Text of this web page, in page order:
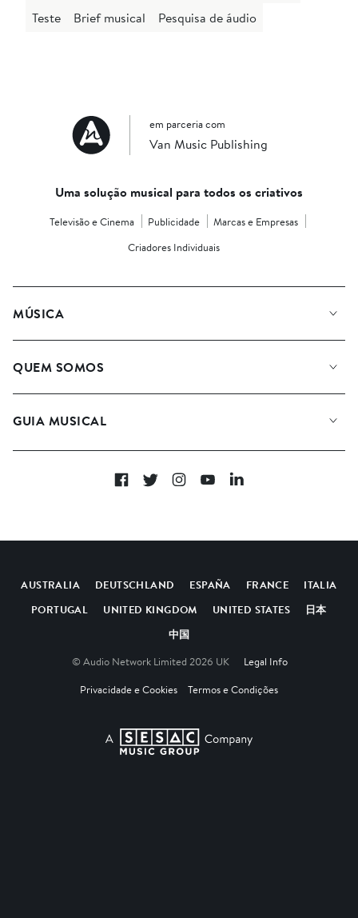
Teste
Brief musical Pesquisa de áudio
em parceria com
Van Music Publishing
Uma solução musical para todos os criativos
Televisão e Cinema Publicidade
Marcas e Empresas
Criadores Individuais
MÚSICA
QUEM SOMOS
GUIA MUSICAL
FacebookTwitterInstagramYouTubeLinkedin
AUSTRALIA DEUTSCHLAND ESPAÑA FRANCE
ITALIA
PORTUGAL
UNITED KINGDOM UNITED STATES
日本
中国
© Audio Network Limited 2026 UK
Legal Info
Privacidade e Cookies
Termos e Condições